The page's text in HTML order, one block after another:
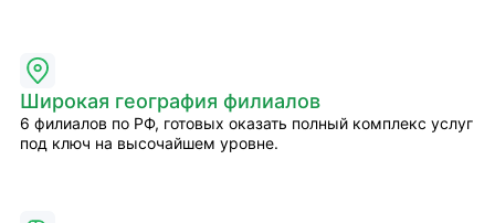
Широкая география филиалов
6 филиалов по РФ, готовых оказать полный комплекс услуг
под ключ на высочайшем уровне.